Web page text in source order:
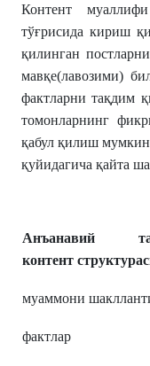
Контент
тўғрисида кириш
қилинган
мавқе(лавозими)
фактларни тақдим
томонларнинг
қабул қилиш
қуйидагича қайта
Анъанавий
контент
муаммони
фактлар